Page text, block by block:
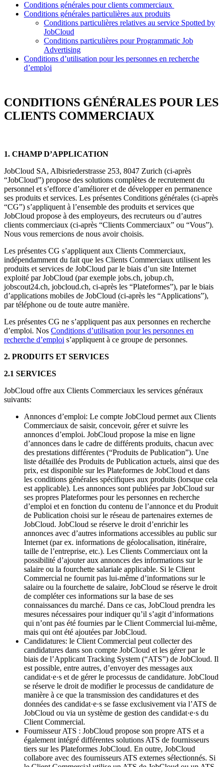
Conditions générales pour clients commerciaux
Conditions générales particulières aux produits
Conditions particulières relatives au service Spotted by
JobCloud
Conditions particulières pour Programmatic Job
Advertising
Conditions d’utilisation pour les personnes en recherche
d’emploi
CONDITIONS GÉNÉRALES POUR LES
CLIENTS COMMERCIAUX
1. CHAMP D’APPLICATION
JobCloud SA, Albisriederstrasse 253, 8047 Zurich (ci-après
“JobCloud”) propose des solutions complètes de recrutement du
personnel et s’efforce d’améliorer et de développer en permanence
ses produits et services. Les présentes Conditions générales (ci-après
“CG”) s’appliquent à l’ensemble des produits et services que
JobCloud propose à des employeurs, des recruteurs ou d’autres
clients commerciaux (ci-après “Clients Commerciaux” ou “Vous”).
Nous vous remercions de nous avoir choisis.
Les présentes CG s’appliquent aux Clients Commerciaux,
indépendamment du fait que les Clients Commerciaux utilisent les
produits et services de JobCloud par le biais d’un site Internet
exploité par JobCloud (par exemple jobs.ch, jobup.ch,
jobscout24.ch, jobcloud.ch, ci-après les “Plateformes”), par le biais
d’applications mobiles de JobCloud (ci-après les “Applications”),
par téléphone ou de toute autre manière.
Les présentes CG ne s’appliquent pas aux personnes en recherche
d’emploi. Nos Conditions d’utilisation pour les personnes en
recherche d’emploi s’appliquent à ce groupe de personnes.
2. PRODUITS ET SERVICES
2.1 SERVICES
JobCloud offre aux Clients Commerciaux les services généraux
suivants:
Annonces d’emploi: Le compte JobCloud permet aux Clients
Commerciaux de saisir, concevoir, gérer et suivre les
annonces d’emploi. JobCloud propose la mise en ligne
d’annonces dans le cadre de différents produits, chacun avec
des prestations différentes (“Produits de Publication”). Une
liste détaillée des Produits de Publication actuels, ainsi que des
prix, est disponible sur les Plateformes de JobCloud et dans
les conditions générales spécifiques aux produits (lorsque cela
est applicable). Les annonces sont publiées par JobCloud sur
ses propres Plateformes pour les personnes en recherche
d’emploi et en fonction du contenu de l’annonce et du Produit
de Publication choisi sur le réseau de partenaires externes de
JobCloud. JobCloud se réserve le droit d’enrichir les
annonces avec d’autres informations accessibles au public sur
Internet (par ex. informations de géolocalisation, itinéraire,
taille de l’entreprise, etc.). Les Clients Commerciaux ont la
possibilité d’ajouter aux annonces des informations sur le
salaire ou la fourchette salariale applicable. Si le Client
Commercial ne fournit pas lui-même d’informations sur le
salaire ou la fourchette de salaire, JobCloud se réserve le droit
de compléter ces informations sur la base de ses
connaissances du marché. Dans ce cas, JobCloud prendra les
mesures nécessaires pour indiquer qu’il s’agit d’informations
qui n’ont pas été fournies par le Client Commercial lui-même,
mais qui ont été ajoutées par JobCloud.
Candidatures: le Client Commercial peut collecter des
candidatures dans son compte JobCloud et les gérer par le
biais de l’Applicant Tracking System (“ATS”) de JobCloud. Il
est possible, entre autres, d’envoyer des messages aux
candidat·e·s et de gérer le processus de candidature. JobCloud
se réserve le droit de modifier le processus de candidature de
manière à ce que la transmission des candidatures et des
données des candidat·e·s se fasse exclusivement via l’ATS de
JobCloud ou via un système de gestion des candidat·e·s du
Client Commercial.
Fournisseur ATS : JobCloud propose son propre ATS et a
également intégré différentes solutions ATS de fournisseurs
tiers sur les Plateformes JobCloud. En outre, JobCloud
collabore avec des fournisseurs ATS externes sélectionnés. Si